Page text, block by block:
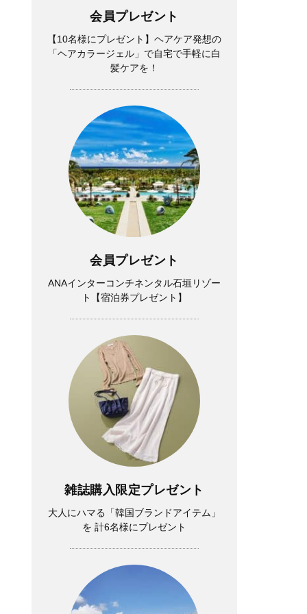
会員プレゼント
【10名様にプレゼント】ヘアケア発想の
「ヘアカラージェル」で自宅で手軽に白
髪ケアを！
会員プレゼント
ANAインターコンチネンタル石垣リゾー
ト【宿泊券プレゼント】
雑誌購入限定プレゼント
大人にハマる「韓国ブランドアイテム」
を 計6名様にプレゼント